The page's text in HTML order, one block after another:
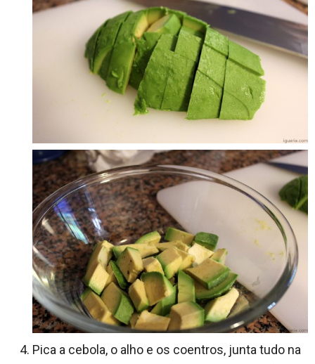
Pica a cebola, o alho e os coentros, junta tudo na